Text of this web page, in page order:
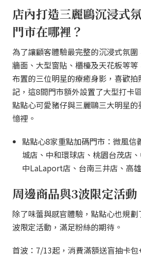
店內打造三麗鷗沉浸式
門市在哪裡？
為了讓顧客體驗最完整的沉浸式氛
牆面、大型窗貼、櫃檯及天花板等
布置的三位明星的療癒身影，喜歡
記，這8間門市額外設置了大型打卡
點點心可愛豬仔與三麗鷗三大明星
憶裡。
點點心8家重點加碼門市：微風信
城店、中和環球店、桃園台茂店
中LaLaport店、台南三井店、高
周邊商品與3波限定活動
除了味蕾與感官體驗，點點心也規
波限定活動，滿足粉絲的期待。
首波：7/13起，消費滿額送盲抽卡